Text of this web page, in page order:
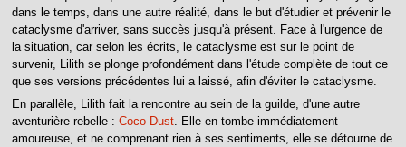
dans le temps, dans une autre réalité, dans le but d'étudier et prévenir le
cataclysme d'arriver, sans succès jusqu'à présent. Face à l'urgence de
la situation, car selon les écrits, le cataclysme est sur le point de
survenir, Lilith se plonge profondément dans l'étude complète de tout ce
que ses versions précédentes lui a laissé, afin d'éviter le cataclysme.
En parallèle, Lilith fait la rencontre au sein de la guilde, d'une autre
aventurière rebelle : Coco Dust. Elle en tombe immédiatement
amoureuse, et ne comprenant rien à ses sentiments, elle se détourne de